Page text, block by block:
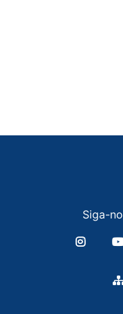
Siga-